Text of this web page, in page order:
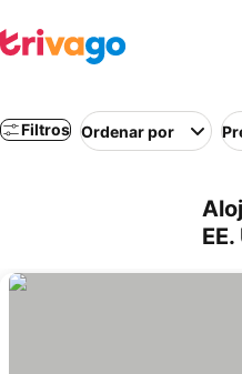
Filtros Ordenar por